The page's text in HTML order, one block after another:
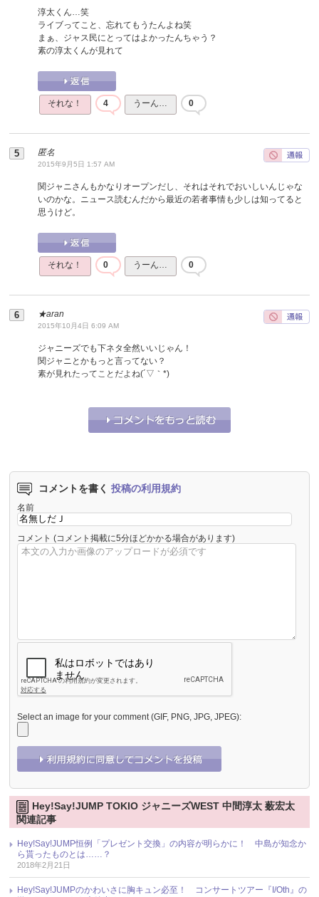
淳太くん…笑
ライブってこと、忘れてもうたんよね笑
まぁ、ジャス民にとってはよかったんちゃう？
素の淳太くんが見れて
それな！ 4 うーん… 0
匿名
2015年9月5日 1:57 AM
関ジャニさんもかなりオープンだし、それはそれでおいしいんじゃな
いのかな。ニュース読むんだから最近の若者事情も少しは知ってると
思うけど。
それな！ 0 うーん… 0
★aran
2015年10月4日 6:09 AM
ジャニーズでも下ネタ全然いいじゃん！
関ジャニとかもっと言ってない？
素が見れたってことだよね(´▽｀*)
0 うーん… 0
コメントを書く 投稿の利用規約
名前
コメント (コメント掲載に5分ほどかかる場合があります)
Select an image for your comment (GIF, PNG, JPG, JPEG):
Hey!Say!JUMP TOKIO ジャニーズWEST 中間淳太 薮宏太
関連記事
Hey!Say!JUMP恒例「プレゼント交換」の内容が明らかに！ 中島が知念か
ら貰ったものとは……？
2018年2月21日
Hey!Say!JUMPのかわいさに胸キュン必至！ コンサートツアー『I/Oth』の